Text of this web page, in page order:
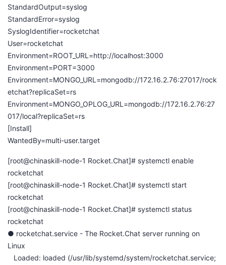
播
活
动
的
关
注
我
的
开
发
者
学
我
的
课
我
的我
我
的
Programs
我
的
支
持
的
技
术
支
我
的
云
声
StandardOutput=syslog
StandardError=syslog
SyslogIdentifier=rocketchat
User=rocketchat
Environment=ROOT_URL=http://localhost:3000
Environment=PORT=3000
Environment=MONGO_URL=mongodb://172.16.2.76:27017/rock
etchat?replicaSet=rs
Environment=MONGO_OPLOG_URL=mongodb://172.16.2.76:27
017/local?replicaSet=rs
[Install]
WantedBy=multi-user.target
[root@chinaskill-node-1 Rocket.Chat]# systemctl enable
rocketchat
[root@chinaskill-node-1 Rocket.Chat]# systemctl start
rocketchat
[root@chinaskill-node-1 Rocket.Chat]# systemctl status
rocketchat
● rocketchat.service - The Rocket.Chat server running on
Linux
Loaded: loaded (/usr/lib/systemd/system/rocketchat.service;